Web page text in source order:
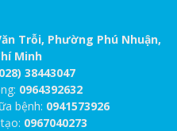
Trỗi, Phường Phú Nhuận,
Minh
38443047
0964392632
bệnh: 0941573926
0967040273